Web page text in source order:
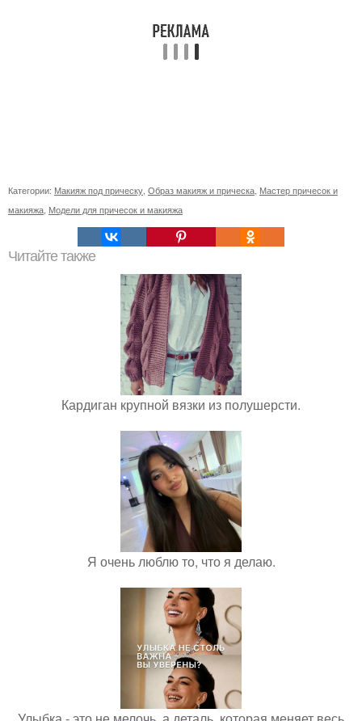
Категории: Макияж под прическу Образ макияж и прическа Мастер причесок и
макияжа Модели для причесок и макияжа
Читайте также
Кардиган крупной вязки из полушерсти.
Я очень люблю то, что я делаю.